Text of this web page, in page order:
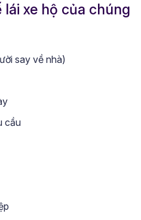
xe hộ của chúng
say về nhà)
cầu